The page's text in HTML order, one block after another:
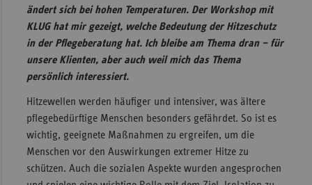
ändert sich bei hohen Temperaturen. Der Workshop mit
KLUG hat mir gezeigt, welche Bedeutung der Hitzeschutz
in der Pflegeberatung hat. Ich bleibe am Thema dran – für
unsere Klienten, aber auch weil mich das Thema
persönlich interessiert.
Hitzewellen werden häufiger und intensiver, was ältere
pflegebedürftige Menschen besonders gefährdet. So ist es
wichtig, geeignete Maßnahmen zu ergreifen, um die
Menschen vor den Auswirkungen extremer Hitze zu
schützen. Auch die sozialen Aspekte wurden angesprochen